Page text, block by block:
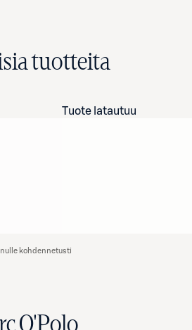
tuotteita
Tuote latautuu
kohdennetusti
O'Polo